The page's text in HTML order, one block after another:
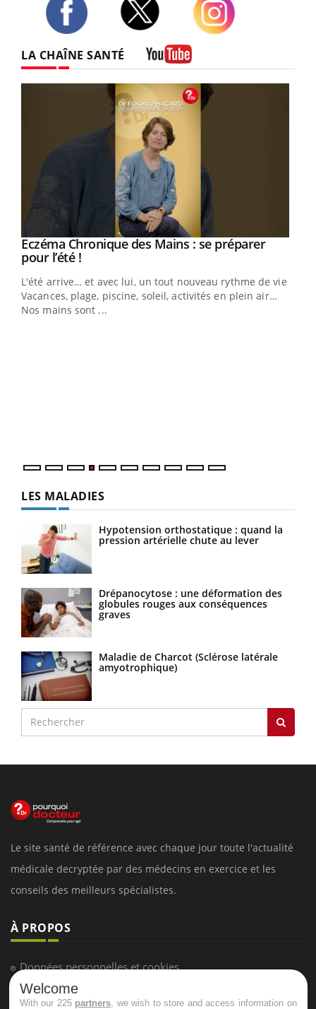
LA CHAÎNE SANTÉ
Youtube
Eczéma Chronique des Mains : se préparer
pour l’été !Youtube
L'été arrive… et avec lui, un tout nouveau rythme de vie !
Vacances, plage, piscine, soleil, activités en plein air…
Nos mains sont ...
LES MALADIES
Hypotension orthostatique : quand la
pression artérielle chute au lever
Drépanocytose : une déformation des
globules rouges aux conséquences
graves
Maladie de Charcot (Sclérose latérale
amyotrophique)
Le site santé de référence avec chaque jour toute l'actualité
médicale decryptée par des médecins en exercice et les
conseils des meilleurs spécialistes.
À PROPOS
Données personnelles et cookies
Qui sommes-nous
Welcome
With our 225 partners , we wish to store and access information on